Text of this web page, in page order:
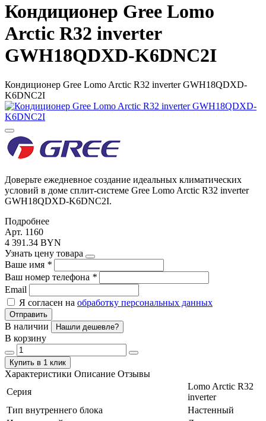
Кондиционер Gree Lomo
Arctic R32 inverter
GWH18QDXD-K6DNC2I
Кондиционер Gree Lomo Arctic R32 inverter GWH18QDXD-
K6DNC2I
Доверьте ежедневное создание идеальных климатических
условий в доме сплит-системе Gree Lomo Arctic R32 inverter
GWH18QDXD-K6DNC2I.
Подробнее
Арт. 1160
4 391.34 BYN
Узнать цену товара
Ваше имя *
Ваш номер телефона *
Email
Я согласен на обработку персональных данных
Отправить
В наличии Нашли дешевле?
В корзину
Купить в 1 клик
Характеристики Описание Отзывы
Серия
Lomo Arctic R32
inverter
Тип внутреннего блока
Настенный